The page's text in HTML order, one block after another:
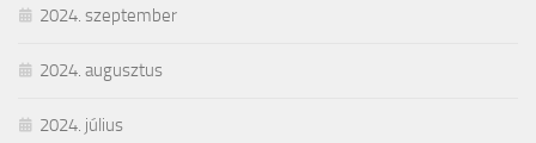
2024. szeptember
2024. augusztus
2024. július